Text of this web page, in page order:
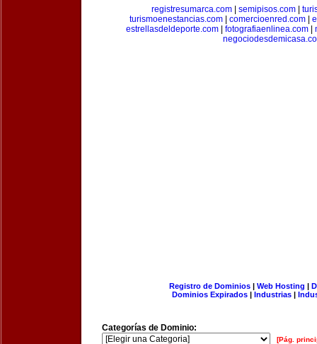
registresumarca.com| semipisos.com|
turismoenestancias.com
comercioenred.com
estrellasdeldeporte.com
fotografiaenlinea.com
Registro de Dominios| Web Hosting |
Dominios Expirados | Industrias |
Categorías de Dominio:
[Pág.